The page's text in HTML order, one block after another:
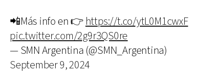
📲Más info en 👉 https://t.co/ytL0M1cwxF
pic.twitter.com/2g9r3QS0re
— SMN Argentina (@SMN_Argentina)
September 9, 2024